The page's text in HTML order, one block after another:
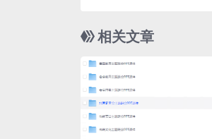
相关文章